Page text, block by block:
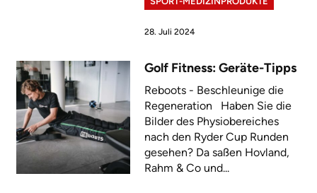
28. Juli 2024
Golf Fitness: Geräte-Tipps
Reboots - Beschleunige die
Regeneration Haben Sie die
Bilder des Physiobereiches
nach den Ryder Cup Runden
gesehen? Da saßen Hovland,
Rahm & Co und...